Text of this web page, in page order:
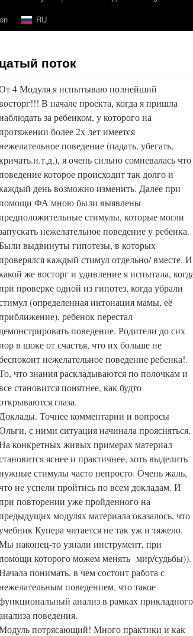
RU
поток
4 Модуля я испытываю полнейший
В начале проекта, когда я пришла
за ребенком, у которого на
более 2х лет имеется
поведение (падать, убегать,
я очень сильно сомневалась что
которое происходит так долго и
день возможно изменить. Далее при
ФА мною были выявлены
стимулы, которые могли
нежелательное поведение у ребенка.
выдвинуты гипотезы, в которых
каждый стимул отдельно/ вместе. И
же восторг и удивление я испытала,
проверке одной из гипотез, когда убрали
(определенная интонация мамы, её
ребенок перестал
демонстрировать поведение. Родители до сих
в шоке от счастья, что их больше не
нежелательное поведение ребенка!.
что знания раскладываются по полочкам и
становится понятнее, как будто
глаза.
Доклады. Точнее комментарии и вопросы
с ними ситуация начинала проясняться.
конкретных живых примерах материал
яснее и практичнее, хоть выделить
стимулы часто непросто. Очень жаль,
не успели пройтись по всем докладам. И
повторении уже пройденного на
модулях материала оказалось, что
Купера читается не так уж и тяжело.
наконец-то узнали инструмент, при
которого можем менять мир/судьбы)).
понимать, в чем состоит работа с
поведением, что такое
анализ в рамках прикладного
поведения.
потрясающий! Много практики и как